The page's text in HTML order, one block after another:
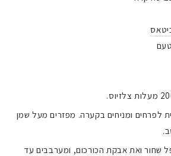
לפרחים ומניחים בקערה. מפזרים מעל שמן
שחור ואת אבקת הכורכום, ומערבבים עד